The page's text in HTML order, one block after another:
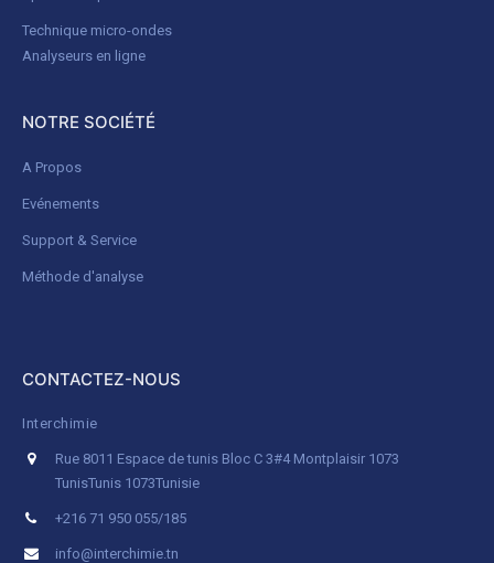
Technique micro-ondes
Analyseurs en ligne
NOTRE SOCIÉTÉ
A Propos
Evénements
Support & Service
Méthode d'analyse
CONTACTEZ-NOUS
Interchimie
Rue 8011 Espace de tunis Bloc C 3#4 Montplaisir 1073
TunisTunis 1073Tunisie
+216 71 950 055/185
info@interchimie.tn